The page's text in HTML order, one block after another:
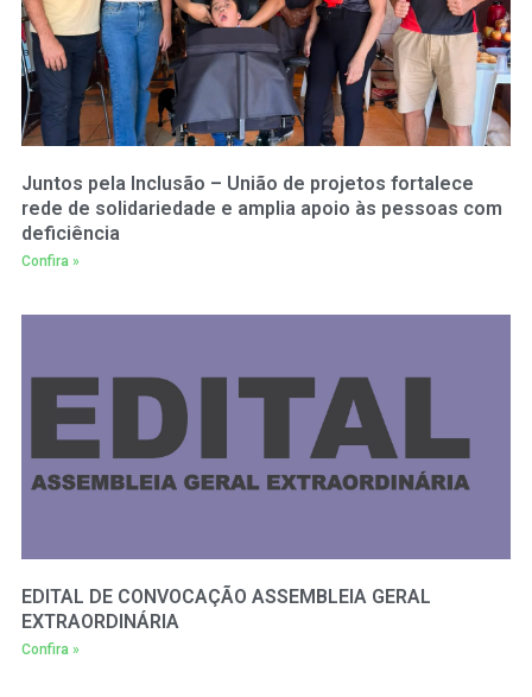
Juntos pela Inclusão – União de projetos fortalece
rede de solidariedade e amplia apoio às pessoas com
deficiência
Confira »
EDITAL DE CONVOCAÇÃO ASSEMBLEIA GERAL
EXTRAORDINÁRIA
Confira »